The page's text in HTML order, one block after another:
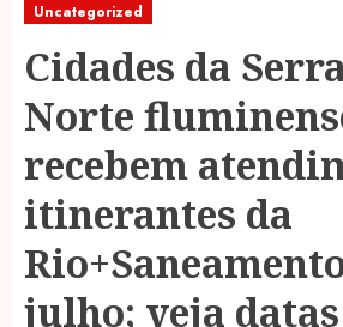
Uncategorized
Cidades da
Norte
recebem
itinerantes da
julho; veja